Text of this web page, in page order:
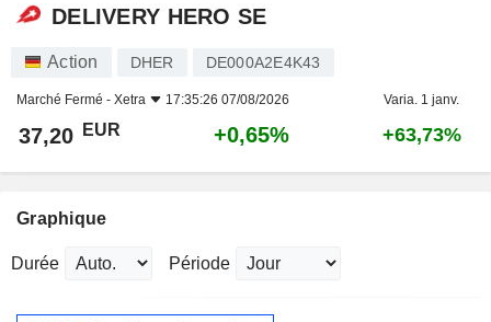
DELIVERY HERO SE
Action DHER DE000A2E4K43
Marché Fermé - Xetra 17:35:26 07/08/2026 Varia. 1 janv.
37,20 EUR +0,65% +63,73%
Graphique
Durée Période